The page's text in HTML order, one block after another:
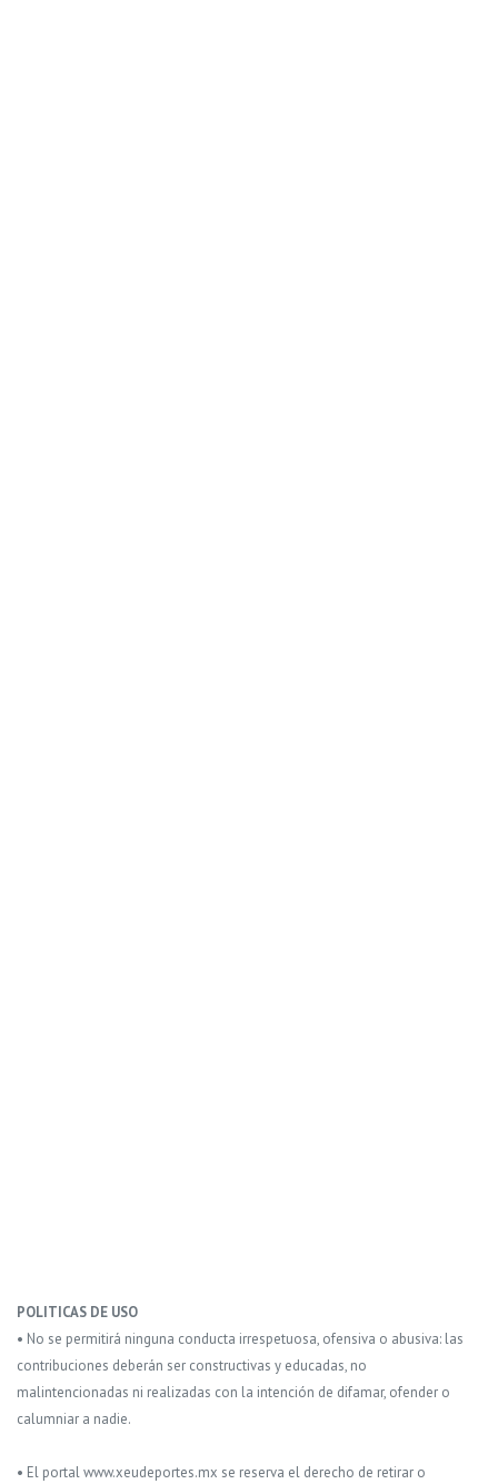
POLITICAS DE USO
• No se permitirá ninguna conducta irrespetuosa, ofensiva o abusiva: las
contribuciones deberán ser constructivas y educadas, no
malintencionadas ni realizadas con la intención de difamar, ofender o
calumniar a nadie.
• El portal www.xeudeportes.mx se reserva el derecho de retirar o